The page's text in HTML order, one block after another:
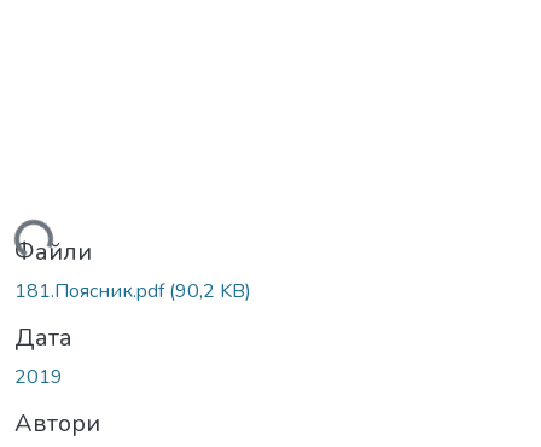
Файли
181.Поясник.pdf(90,2 KB)
Дата
2019
Автори